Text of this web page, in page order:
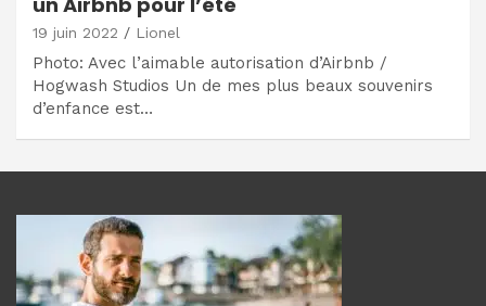
19 juin 2022 Lionel
Photo: Avec l’aimable autorisation d’Airbnb /
Hogwash Studios Un de mes plus beaux souvenirs
d’enfance est…